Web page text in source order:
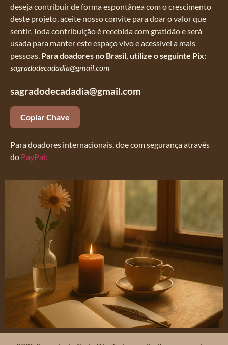
deseja contribuir de forma espontânea com o crescimento
deste projeto, aceite nosso convite para doar o valor que
sentir. Toda contribuição é recebida com gratidão e será
usada para manter este espaço vivo e acessível a mais
pessoas. Para doadores no Brasil, utilize o seguinte Pix:
sagradodecadadia@gmail.com
sagradodecadadia@gmail.com
Copiar Chave
Para doadores internacionais, doe com segurança através
do PayPal: